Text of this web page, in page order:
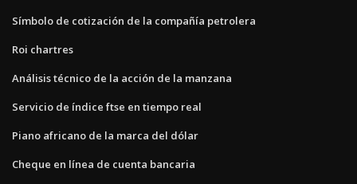
Símbolo de cotización de la compañía petrolera
Roi chartres
Análisis técnico de la acción de la manzana
Servicio de índice ftse en tiempo real
Piano africano de la marca del dólar
Cheque en línea de cuenta bancaria